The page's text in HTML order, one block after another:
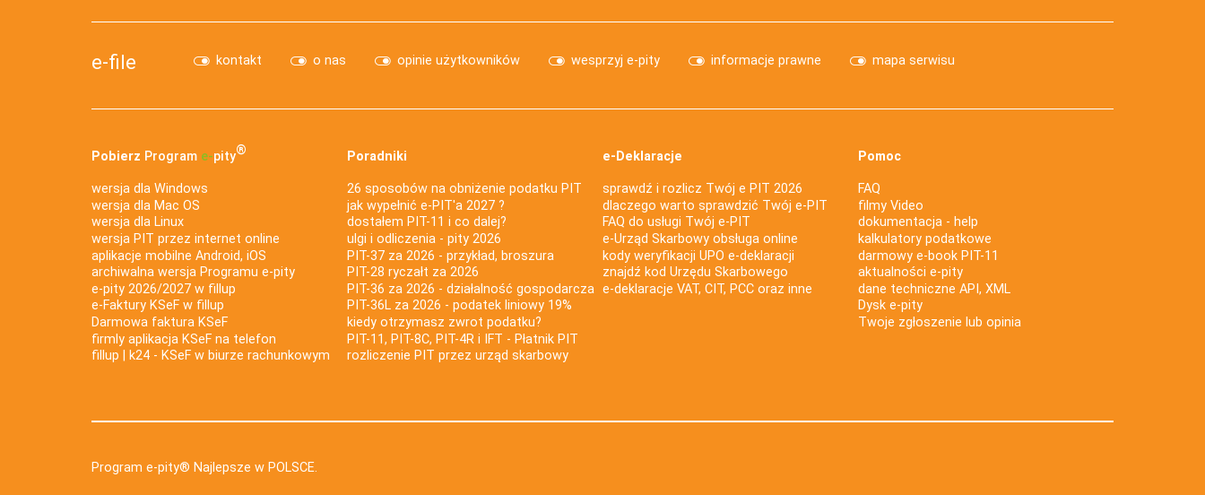
e-file kontakt o nas opinie użytkowników wesprzyj e-pity informacje prawne mapa serwisu
Pobierz Program e‑pity®
wersja dla Windows
wersja dla Mac OS
wersja dla Linux
wersja PIT przez internet online
aplikacje mobilne Android, iOS
archiwalna wersja Programu e-pity
e-pity 2026/2027 w fillup
e‑Faktury KSeF w fillup
Darmowa faktura KSeF
firmly aplikacja KSeF na telefon
fillup | k24 - KSeF w biurze rachunkowym
Poradniki
26 sposobów na obniżenie podatku PIT
jak wypełnić e-PIT'a 2027 ?
dostałem PIT-11 i co dalej?
ulgi i odliczenia - pity 2026
PIT-37 za 2026 - przykład, broszura
PIT-28 ryczałt za 2026
PIT-36 za 2026 - działalność gospodarcza
PIT-36L za 2026 - podatek liniowy 19%
kiedy otrzymasz zwrot podatku?
PIT-11, PIT-8C, PIT-4R i IFT - Płatnik PIT
rozliczenie PIT przez urząd skarbowy
e-Deklaracje
sprawdź i rozlicz Twój e PIT 2026
dlaczego warto sprawdzić Twój e-PIT
FAQ do usługi Twój e-PIT
e-Urząd Skarbowy obsługa online
kody weryfikacji UPO e-deklaracji
znajdź kod Urzędu Skarbowego
e-deklaracje VAT, CIT, PCC oraz inne
Pomoc
FAQ
filmy Video
dokumentacja - help
kalkulatory podatkowe
darmowy e-book PIT-11
aktualności e-pity
dane techniczne API, XML
Dysk e-pity
Twoje zgłoszenie lub opinia
Program e-pity® Najlepsze w POLSCE.